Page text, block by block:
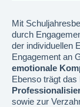
Mit
durch
der individuellen
Engagement an
emotionale
Ebenso trägt
sowie zur